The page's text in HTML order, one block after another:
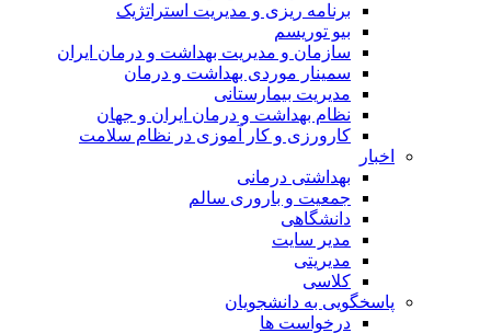
برنامه ریزی و مدیریت استراتژیک
بیو توریسم
سازمان و مدیریت بهداشت و درمان ایران
سمینار موردی بهداشت و درمان
مدیریت بیمارستانی
نظام بهداشت و درمان ایران و جهان
کارورزی و کار آموزی در نظام سلامت
اخبار
بهداشتی درمانی
جمعیت و باروری سالم
دانشگاهی
مدیر سایت
مدیریتی
کلاسی
پاسخگویی به دانشجویان
درخواست ها